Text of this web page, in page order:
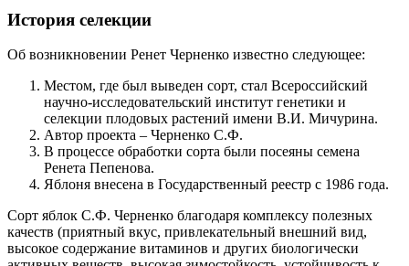
История селекции
Об возникновении Ренет Черненко известно следующее:
Местом, где был выведен сорт, стал Всероссийский
научно-исследовательский институт генетики и
селекции плодовых растений имени В.И. Мичурина.
Автор проекта – Черненко С.Ф.
В процессе обработки сорта были посеяны семена
Ренета Пепенова.
Яблоня внесена в Государственный реестр с 1986 года.
Сорт яблок С.Ф. Черненко благодаря комплексу полезных
качеств (приятный вкус, привлекательный внешний вид,
высокое содержание витаминов и других биологически